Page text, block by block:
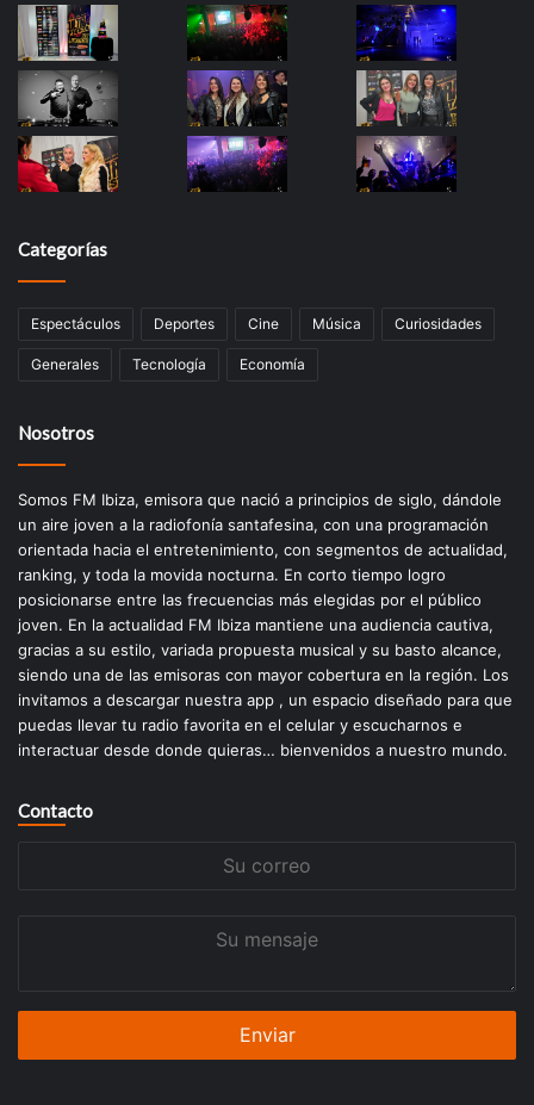
Categorías
Espectáculos Deportes Cine Música Curiosidades
Generales Tecnología Economía
Nosotros
Somos FM Ibiza, emisora que nació a principios de siglo, dándole
un aire joven a la radiofonía santafesina, con una programación
orientada hacia el entretenimiento, con segmentos de actualidad,
ranking, y toda la movida nocturna. En corto tiempo logro
posicionarse entre las frecuencias más elegidas por el público
joven. En la actualidad FM Ibiza mantiene una audiencia cautiva,
gracias a su estilo, variada propuesta musical y su basto alcance,
siendo una de las emisoras con mayor cobertura en la región. Los
invitamos a descargar nuestra app , un espacio diseñado para que
puedas llevar tu radio favorita en el celular y escucharnos e
interactuar desde donde quieras… bienvenidos a nuestro mundo.
Contacto